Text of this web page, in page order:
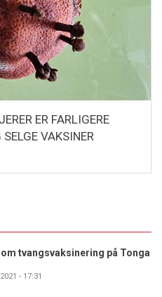
ER FARLIGERE
VAKSINER
om tvangsvaksinering på Tonga
- 17:31